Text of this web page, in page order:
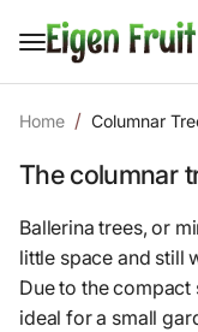
Home Columnar
The columnar
Ballerina trees, or
little space and still
Due to the compact
ideal for a small